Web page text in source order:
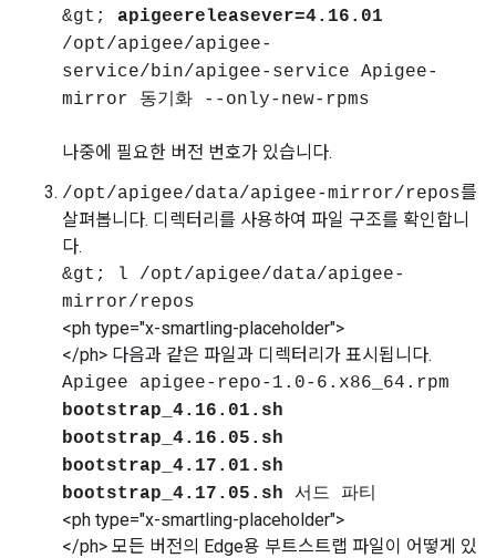
&gt; apigeereleasever=4.16.01
/opt/apigee/apigee-
service/bin/apigee-service Apigee-
mirror 동기화 --only-new-rpms
나중에 필요한 버전 번호가 있습니다.
/opt/apigee/data/apigee-mirror/repos를
살펴봅니다. 디렉터리를 사용하여 파일 구조를 확인합니
다.
&gt; l /opt/apigee/data/apigee-
mirror/repos
<ph type="x-smartling-placeholder">
</ph> 다음과 같은 파일과 디렉터리가 표시됩니다.
Apigee apigee-repo-1.0-6.x86_64.rpm
bootstrap_4.16.01.sh
bootstrap_4.16.05.sh
bootstrap_4.17.01.sh
bootstrap_4.17.05.sh 서드 파티
<ph type="x-smartling-placeholder">
</ph> 모든 버전의 Edge용 부트스트랩 파일이 어떻게 있